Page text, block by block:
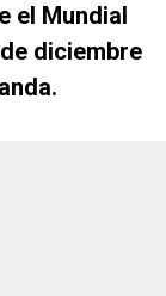
el Mundial
diciembre